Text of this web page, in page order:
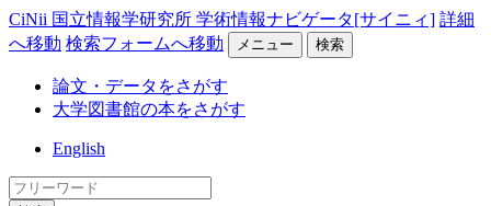
CiNii 国立情報学研究所 学術情報ナビゲータ[サイニィ] 詳細
へ移動 検索フォームへ移動 メニュー 検索
論文・データをさがす
大学図書館の本をさがす
English